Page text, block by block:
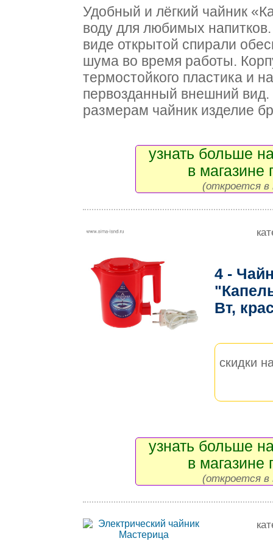
Удобный и лёгкий чайник
воду для любимых
виде открытой спирали
шума во время работы.
термостойкого пластика и
первозданный внешний
размерам чайник изделие
узнать больше
в магазине
(откроется в
4 -
Вт,
скидки
узнать больше
в магазине
(откроется в